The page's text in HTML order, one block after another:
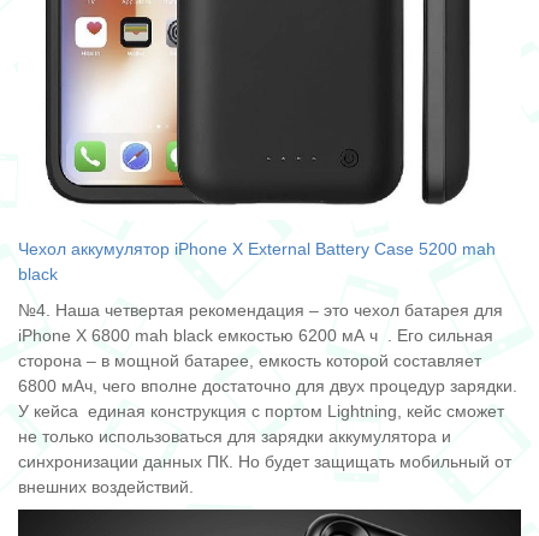
Чехол аккумулятор iPhone X External Battery Case 5200 mah
black
№4. Наша четвертая рекомендация – это чехол батарея для
iPhone Х 6800 mah black емкостью 6200 мА ч
. Его сильная
сторона – в мощной батарее, емкость которой составляет
6800 мАч, чего вполне достаточно для двух процедур зарядки.
У кейса единая конструкция с портом Lightning, кейс сможет
не только использоваться для зарядки аккумулятора и
синхронизации данных ПК. Но будет защищать мобильный от
внешних воздействий.